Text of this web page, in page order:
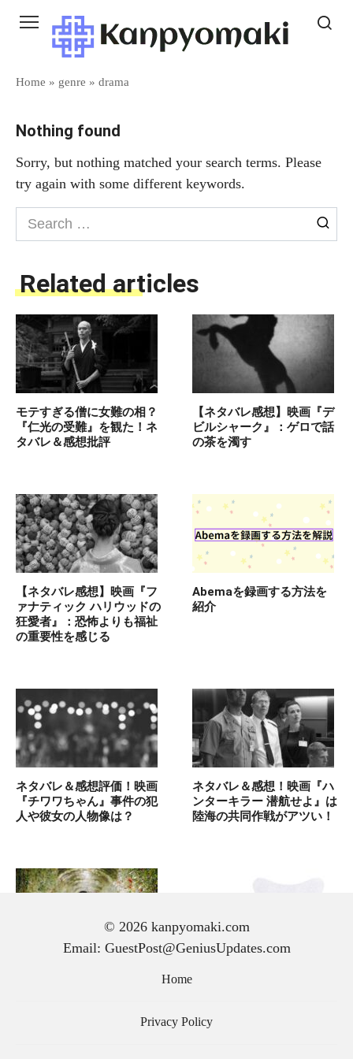
Home » genre » drama
Nothing found
Sorry, but nothing matched your search terms. Please
try again with some different keywords.
Search
for:
Related articles
モテすぎる僧に女難の相？
『仁光の受難』を観た！ネ
タバレ＆感想批評
【ネタバレ感想】映画『デ
ビルシャーク』：ゲロで話
の茶を濁す
【ネタバレ感想】映画『フ
ァナティック ハリウッドの
狂愛者』：恐怖よりも福祉
の重要性を感じる
Abemaを録画する方法を
紹介
ネタバレ＆感想評価！映画
『チワワちゃん』事件の犯
人や彼女の人物像は？
ネタバレ＆感想！映画『ハ
ンターキラー 潜航せよ』は
陸海の共同作戦がアツい！
© 2026 kanpyomaki.com
Email: GuestPost@GeniusUpdates.com
Home
Privacy Policy